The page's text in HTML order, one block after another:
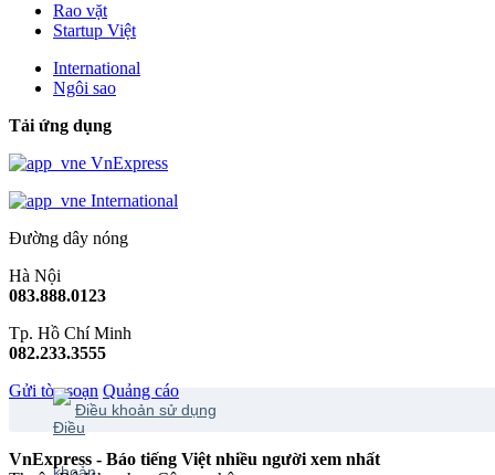
Rao vặt
Startup Việt
International
Ngôi sao
Tải ứng dụng
VnExpress
International
Đường dây nóng
Hà Nội
083.888.0123
Tp. Hồ Chí Minh
082.233.3555
Gửi tòa soạn Quảng cáo
Điều khoản sử dụng
VnExpress - Báo tiếng Việt nhiều người xem nhất